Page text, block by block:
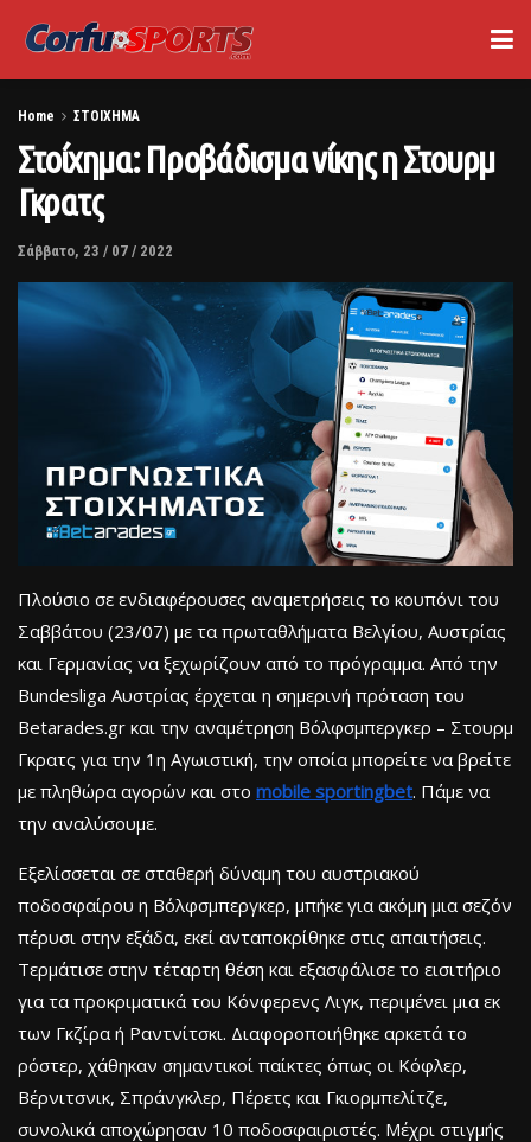
Home ΣΤΟΙΧΗΜΑ
Στοίχημα: Προβάδισμα νίκης η Στουρμ
Γκρατς
Σάββατο, 23 / 07 / 2022
Πλούσιο σε ενδιαφέρουσες αναμετρήσεις το κουπόνι του
Σαββάτου (23/07) με τα πρωταθλήματα Βελγίου, Αυστρίας
και Γερμανίας να ξεχωρίζουν από το πρόγραμμα. Από την
Bundesliga Αυστρίας έρχεται η σημερινή πρόταση του
Betarades.gr και την αναμέτρηση Βόλφσμπεργκερ – Στουρμ
Γκρατς για την 1η Αγωιστική, την οποία μπορείτε να βρείτε
με πληθώρα αγορών και στο mobile sportingbet. Πάμε να
την αναλύσουμε.
Εξελίσσεται σε σταθερή δύναμη του αυστριακού
ποδοσφαίρου η Βόλφσμπεργκερ, μπήκε για ακόμη μια σεζόν
πέρυσι στην εξάδα, εκεί ανταποκρίθηκε στις απαιτήσεις.
Τερμάτισε στην τέταρτη θέση και εξασφάλισε το εισιτήριο
για τα προκριματικά του Κόνφερενς Λιγκ, περιμένει μια εκ
των Γκζίρα ή Ραντνίτσκι. Διαφοροποιήθηκε αρκετά το
ρόστερ, χάθηκαν σημαντικοί παίκτες όπως οι Κόφλερ,
Βέρνιτσνικ, Σπράνγκλερ, Πέρετς και Γκιορμπελίτζε,
συνολικά αποχώρησαν 10 ποδοσφαιριστές. Μέχρι στιγμής